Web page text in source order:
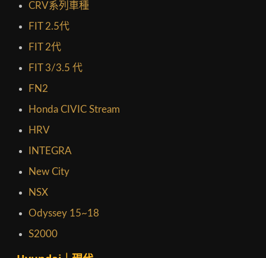
CRV系列車種
FIT 2.5代
FIT 2代
FIT 3/3.5 代
FN2
Honda CIVIC Stream
HRV
INTEGRA
New City
NSX
Odyssey 15~18
S2000